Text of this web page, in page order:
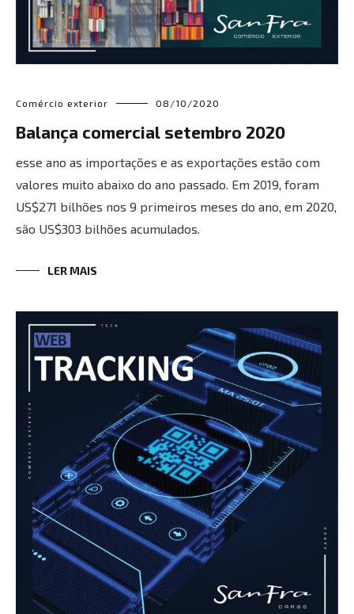
Comércio exterior 08/10/2020
Balança comercial setembro 2020
esse ano as importações e as exportações estão com
valores muito abaixo do ano passado. Em 2019, foram
US$271 bilhões nos 9 primeiros meses do ano, em 2020,
são US$303 bilhões acumulados.
LER MAIS